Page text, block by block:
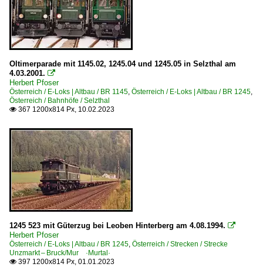
Oltimerparade mit 1145.02, 1245.04 und 1245.05 in Selzthal am
4.03.2001. 
Herbert Pfoser
Österreich / E-Loks | Altbau / BR 1145, Österreich / E-Loks | Altbau / BR 1245,
Österreich / Bahnhöfe / Selzthal
 367 1200x814 Px, 10.02.2023
1245 523 mit Güterzug bei Leoben Hinterberg am 4.08.1994. 
Herbert Pfoser
Österreich / E-Loks | Altbau / BR 1245, Österreich / Strecken / Strecke
Unzmarkt – Bruck/Mur ·Murtal·
 397 1200x814 Px, 01.01.2023